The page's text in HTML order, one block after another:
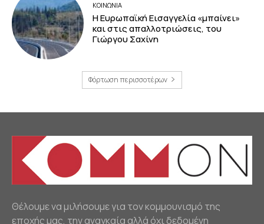
ΚΟΙΝΩΝΙΑ
Η Ευρωπαϊκή Εισαγγελία «μπαίνει»
και στις απαλλοτριώσεις, του
Γιώργου Σαχίνη
Φόρτωση περισσοτέρων
Θέλουμε να μιλήσουμε για τον κομμουνισμό της
εποχής μας, την αναγκαία αλλά όχι δεδομένη